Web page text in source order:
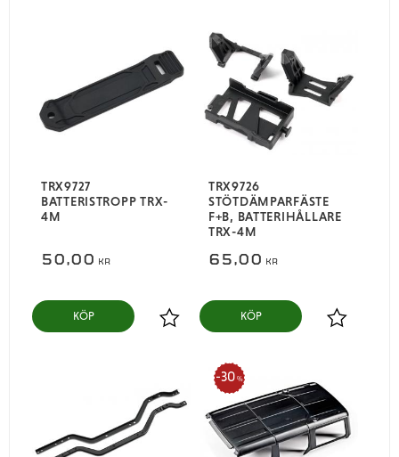
TRX9727
BATTERISTROPP TRX-
4M
50,00 KR
Lägg till i favoriter
KÖP
TRX9726
STÖTDÄMPARFÄSTE
F+B, BATTERIHÅLLARE
TRX-4M
65,00 KR
Lägg till i
KÖP
30 %